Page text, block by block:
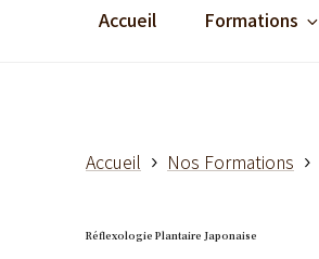
Accueil Formations
Accueil Nos Formations
Réflexologie Plantaire Japonaise